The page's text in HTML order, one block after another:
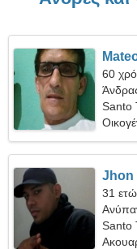
60
Santo
Jhon
31
Santo